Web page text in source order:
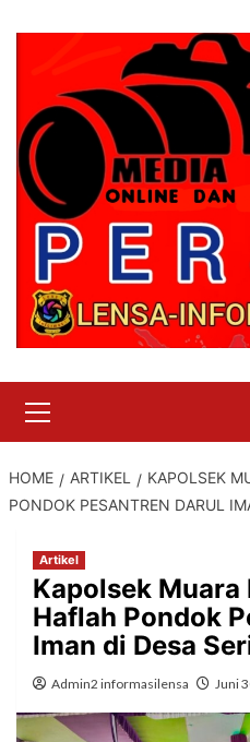
Menu
HOME ARTIKEL
KAPOLSEK
PONDOK PESANTREN DARUL
Artikel
Kapolsek Muara
Haflah Pondok
Iman di Desa
Admin2 informasilensa Juni